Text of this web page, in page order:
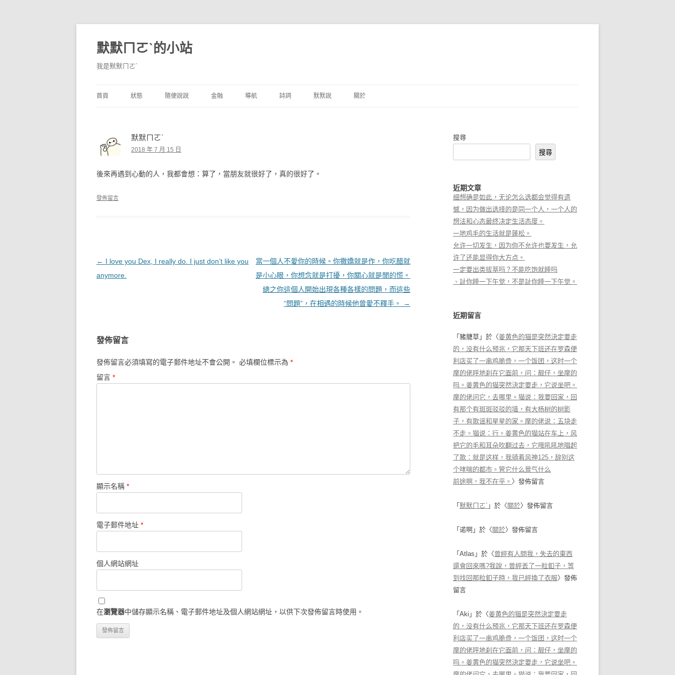
默默ㄇㄛˋ的小站
我是默默ㄇㄛˋ
首頁 狀態
獨白
隨便說說 金融
境外銀行
導航 詩詞 默默說 關於
默默ㄇㄛˋ
2018 年 7 月 15 日
後來再遇到心動的人，我都會想：算了，當朋友就很好了，真的很好了。
發佈留言
文章導覽
← I love you Dex, I really do. I just don’t like you
anymore.
當一個人不愛你的時候。你撒嬌就是作，你吃醋就
是小心眼，你想念就是打擾，你關心就是閒的慌。
總之你這個人開始出現各種各樣的問題，而這些
“問題”，在相遇的時候他曾愛不釋手。
→
發佈留言
發佈留言必須填寫的電子郵件地址不會公開。 必填欄位標示為 *
留言 *
顯示名稱 *
電子郵件地址 *
個人網站網址
在瀏覽器中儲存顯示名稱、電子郵件地址及個人網站網址，以供下次發佈留言時使用。
搜尋
搜尋
近期文章
细想确是如此，无论怎么选都会觉得有遗
憾，因为做出选择的是同一个人，一个人的
想法和心态最终决定生活态度。
一地鸡毛的生活就是蓬松。
允许一切发生，因为你不允许也要发生，允
许了还能显得你大方点。
一定要出类拔萃吗？不能吃饱就睡吗
、訨你睡一下午觉，不是訨你睡一下午觉。
近期留言
「 豬籠草 」於〈姜黄色的猫是突然決定要走
的，没有什么预兆，它那天下班还在罗森便
利店买了一串鸡脆骨，一个饭团，这时一个
摩的佬呼地刹在它面前，问：靓仔，坐摩的
吗。姜黄色的猫突然決定要走，它说坐吧。
摩的佬问它，去哪里。猫说：我要回家，回
有那个有斑斑驳驳的墙，有大杨树的树影
子，有歌谣和星星的家。摩的佬说：五块走
不走。猫说：行。姜黄色的猫站在车上，风
把它的毛和耳朵吹翻过去，它哦吼吼地唱起
了歌：就是这样，我骑着风神125，辞别这
个哮喘的都市。管它什么景气什么
前途啊，我不在乎。 〉發佈留言
「 默默ㄇㄛˋ 」於〈 關於〉發佈留言
「 诺啊 」於〈 關於〉發佈留言
「 Atlas 」於〈曾經有人問我，失去的東西
還會回來嗎?我說，曾經丟了一粒釦子，等
到找回那粒釦子時，我已經換了衣服〉發佈
留言
「 Aki 」於〈姜黄色的猫是突然決定要走
的，没有什么预兆，它那天下班还在罗森便
利店买了一串鸡脆骨，一个饭团，这时一个
摩的佬呼地刹在它面前，问：靓仔，坐摩的
吗。姜黄色的猫突然決定要走，它说坐吧。